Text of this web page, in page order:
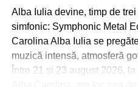
Alba Iulia devine, timp de
simfonic: Symphonic Metal
Carolina Alba Iulia se
muzică intensă, atmosferă
Între 21 și 23 august 2026,